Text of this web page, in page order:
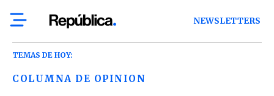
NEWSLETTERS
TEMAS DE HOY:
COLUMNA DE OPINION